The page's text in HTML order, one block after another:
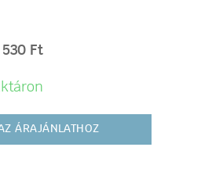
530 Ft
ÁRAJÁNLATHOZ